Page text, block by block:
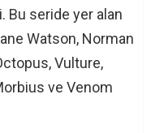
Bu seride yer alan
Watson, Norman
Vulture,
ve Venom